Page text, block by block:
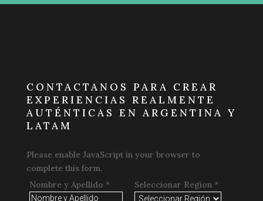
CONTACTANOS PARA CREAR
EXPERIENCIAS REALMENTE
AUTÉNTICAS EN ARGENTINA Y
LATAM
Please enable JavaScript in your browser to
complete this form.
Nombre y Apellido * Seleccionar Region *